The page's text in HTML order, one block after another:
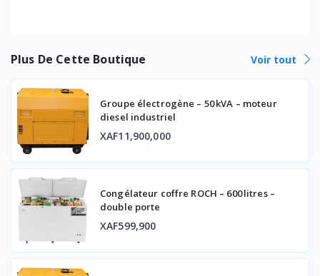
Plus De Cette Boutique Voir tout
Groupe électrogène – 50 kVA – moteur
diesel industriel
XAF11,900,000
Congélateur coffre ROCH – 600 litres –
double porte
XAF599,900